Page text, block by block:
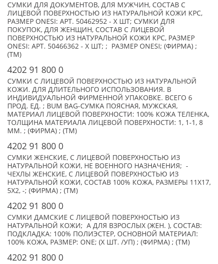
СУМКИ ДЛЯ ДОКУМЕНТОВ, ДЛЯ МУЖЧИН, СОСТАВ С
ЛИЦЕВОЙ ПОВЕРХНОСТЬЮ ИЗ НАТУРАЛЬНОЙ КОЖИ КРС,
РАЗМЕР ONESI: АРТ. 50462952 - X ШТ; СУМКИ ДЛЯ
ПОКУПОК, ДЛЯ ЖЕНЩИН, СОСТАВ С ЛИЦЕВОЙ
ПОВЕРХНОСТЬЮ ИЗ НАТУРАЛЬНОЙ КОЖИ КРС, РАЗМЕР
ONESI: АРТ. 50466362 - X ШТ; ; РАЗМЕР ONESI; (ФИРМА) ;
(TM)
4202 91 800 0
СУМКИ С ЛИЦЕВОЙ ПОВЕРХНОСТЬЮ ИЗ НАТУРАЛЬНОЙ
КОЖИ. ДЛЯ ДЛИТЕЛЬНОГО ИСПОЛЬЗОВАНИЯ. В
ИНДИВИДУАЛЬНОЙ ФИРМЕННОЙ УПАКОВКЕ. ВСЕГО 6
ПРОД. ЕД. ; BUM BAG-СУМКА ПОЯСНАЯ, МУЖСКАЯ,
МАТЕРИАЛ ЛИЦЕВОЙ ПОВЕРХНОСТИ: 100% КОЖА ТЕЛЕНКА,
ТОЛЩИНА МАТЕРИАЛА ЛИЦЕВОЙ ПОВЕРХНОСТИ: 1, 1-1, 8
ММ. ; (ФИРМА) ; (TM)
4202 91 800 0
СУМКИ ЖЕНСКИЕ, С ЛИЦЕВОЙ ПОВЕРХНОСТЬЮ ИЗ
НАТУРАЛЬНОЙ КОЖИ, НЕ ВОЕННОГО НАЗНАЧЕНИЯ; -
ЧЕХЛЫ ЖЕНСКИЕ, С ЛИЦЕВОЙ ПОВЕРХНОСТЬЮ ИЗ
НАТУРАЛЬНОЙ КОЖИ, СОСТАВ 100% КОЖА, РАЗМЕРЫ 11X17,
5X2, -; (ФИРМА) ; (TM)
4202 91 800 0
СУМКИ ДАМСКИЕ С ЛИЦЕВОЙ ПОВЕРХНОСТЬЮ ИЗ
НАТУРАЛЬНОЙ КОЖИ; А ДЛЯ ВЗРОСЛЫХ (ЖЕН. ), СОСТАВ:
ПОДКЛАДКА: 100% ПОЛИЭСТЕР, ОСНОВНОЙ МАТЕРИАЛ:
100% КОЖА, РАЗМЕР: ONE; (X ШТ. /УП) ; (ФИРМА) ; (TM)
4202 91 800 0